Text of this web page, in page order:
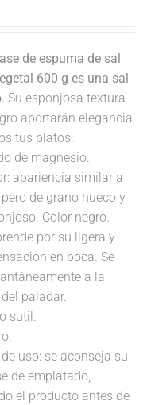
de espuma de sal
600 g es una sal
Su esponjosa textura
aportarán elegancia
tus platos.
de magnesio.
apariencia similar a
de grano hueco y
Color negro.
por su ligera y
en boca. Se
a la
paladar.
sutil.
uso: se aconseja su
de emplatado,
el producto antes de